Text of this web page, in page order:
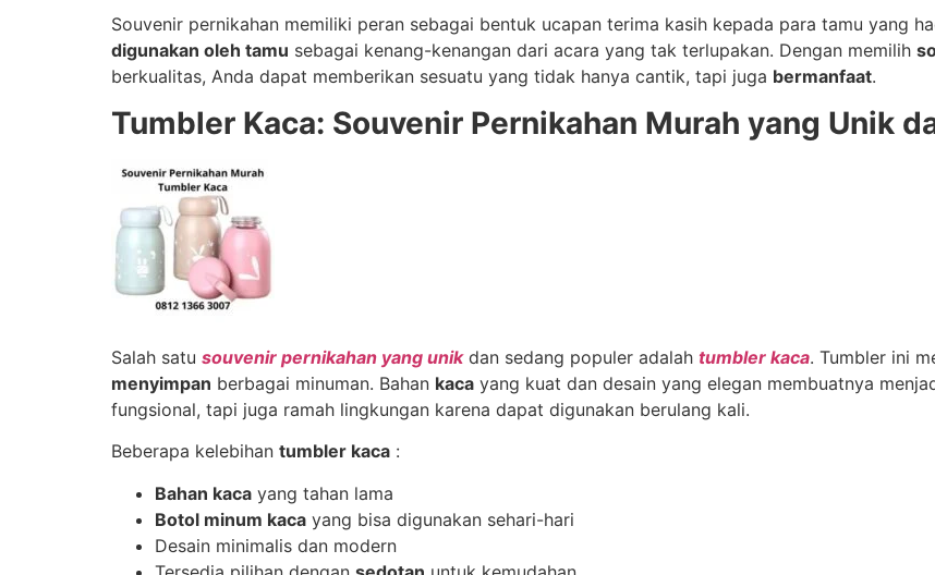
Souvenir pernikahan memiliki peran sebagai bentuk ucapan terima kasih kepada para tamu yang
digunakan oleh tamu sebagai kenang-kenangan dari acara yang tak terlupakan. Dengan memilih
berkualitas, Anda dapat memberikan sesuatu yang tidak hanya cantik, tapi juga bermanfaat.
Tumbler Kaca: Souvenir Pernikahan Murah yang Unik
Salah satu souvenir pernikahan yang unikdan sedang populer adalah tumbler kaca. Tumbler ini
menyimpan berbagai minuman. Bahan kaca yang kuat dan desain yang elegan membuatnya
fungsional, tapi juga ramah lingkungan karena dapat digunakan berulang kali.
Beberapa kelebihan tumbler kaca :
Bahan kaca yang tahan lama
Botol minum kaca yang bisa digunakan sehari-hari
Desain minimalis dan modern